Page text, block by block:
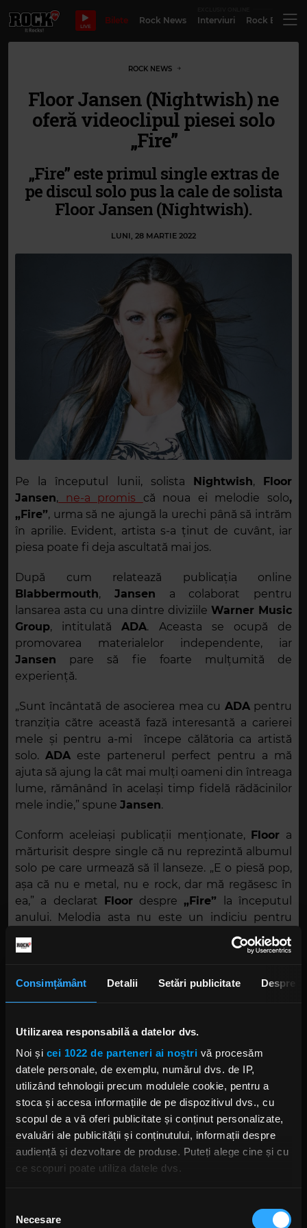
Consimțământ Detalii Setări publicitate Despre
Utilizarea responsabilă a datelor dvs.
Noi și cei 1022 de parteneri ai noștri vă procesăm
datele personale, de exemplu, numărul dvs. de IP,
utilizând tehnologii precum modulele cookie, pentru a
stoca și accesa informațiile de pe dispozitivul dvs., cu
scopul de a vă oferi publicitate și conținut personalizate,
evaluări ale publicității și conținutului, informații despre
audiență și dezvoltare de produse. Puteți alege cine și cu
ce scopuri poate utiliza datele dvs.
Să colectăm informațiile cu privire la locația dvs.
consimțământului
Necesare
LIVE
Bilete Rock News Interviuri Rock
ROCK NEWS
Floor Jansen (Nightwish) ne
oferă videoclipul piesei solo
„Fire”
„Fire” este primul single extras de
pe discul solo pus la cale de solista
Floor Jansen (Nightwish).
LUNI, 28 MARTIE 2022
Pe la începutul lunii, solista Nightwish,
Floor
Jansen, ne-a promis că noua ei melodie solo,
„Fire”, urma să ne ajungă la urechi până să intrăm
în aprilie. Evident, artista s-a ținut de cuvânt, iar
piesa poate fi deja ascultată mai jos.
După cum relatează publicația online
Blabbermouth, Jansen a colaborat pentru
lansarea asta cu una dintre diviziileWarner Music
Group, intitulatăADA. Aceasta se ocupă de
promovarea materialelor independente, iar
Jansen pare să fie foarte mulțumită de
experiență.
„Sunt încântată de asocierea mea cu ADApentru
tranziția către această fază interesantă a carierei
mele și pentru a-mi începe călătoria ca artistă
solo. ADA este partenerul perfect pentru a mă
ajuta să ajung la cât mai mulți oameni din întreaga
lume, rămânând în același timp fidelă rădăcinilor
mele indie,” spune Jansen.
Conform aceleiași publicații menționate, Floor a
mărturisit despre single că nu reprezintă albumul
solo pe care urmează să îl lanseze. „E o piesă pop,
așa că nu e metal, nu e rock, dar mă regăsesc în
ea,” a declarat
Floordespre„Fire” la începutul
anului. Melodia asta nu este un indiciu pentru
albumul solo ce urmează, care va fi „mai mult un
amestec de stiluri, de fapt”, susținea solista.
Foto: Facebook, Floor Jansen
FLOOR JANSEN NIGHTWISH FLOOR JANSEN FLOOR JANSEN FIRE
FLOOR JANSEN SOLO